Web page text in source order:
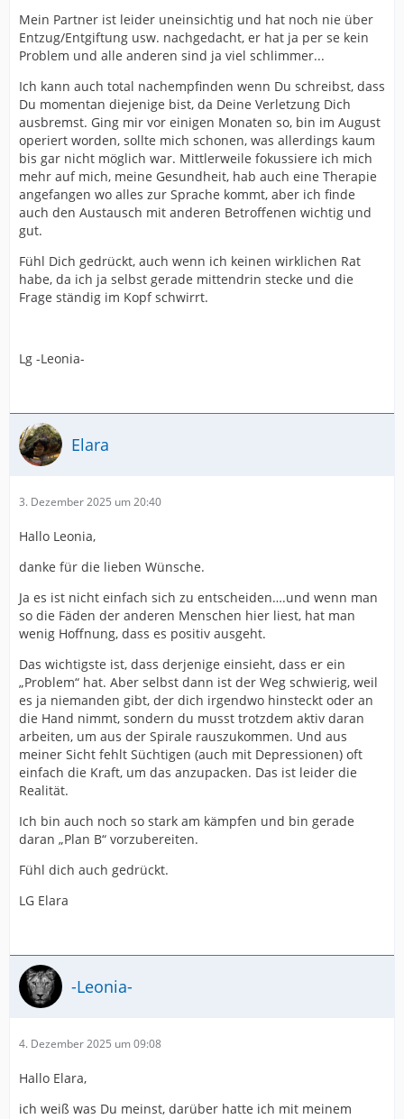
Mein Partner ist leider uneinsichtig und hat noch nie über
Entzug/Entgiftung usw. nachgedacht, er hat ja per se kein
Problem und alle anderen sind ja viel schlimmer...
Ich kann auch total nachempfinden wenn Du schreibst, dass
Du momentan diejenige bist, da Deine Verletzung Dich
ausbremst. Ging mir vor einigen Monaten so, bin im August
operiert worden, sollte mich schonen, was allerdings kaum
bis gar nicht möglich war. Mittlerweile fokussiere ich mich
mehr auf mich, meine Gesundheit, hab auch eine Therapie
angefangen wo alles zur Sprache kommt, aber ich finde
auch den Austausch mit anderen Betroffenen wichtig und
gut.
Fühl Dich gedrückt, auch wenn ich keinen wirklichen Rat
habe, da ich ja selbst gerade mittendrin stecke und die
Frage ständig im Kopf schwirrt.
Lg -Leonia-
Elara
3. Dezember 2025 um 20:40
Hallo Leonia,
danke für die lieben Wünsche.
Ja es ist nicht einfach sich zu entscheiden….und wenn man
so die Fäden der anderen Menschen hier liest, hat man
wenig Hoffnung, dass es positiv ausgeht.
Das wichtigste ist, dass derjenige einsieht, dass er ein
„Problem“ hat. Aber selbst dann ist der Weg schwierig, weil
es ja niemanden gibt, der dich irgendwo hinsteckt oder an
die Hand nimmt, sondern du musst trotzdem aktiv daran
arbeiten, um aus der Spirale rauszukommen. Und aus
meiner Sicht fehlt Süchtigen (auch mit Depressionen) oft
einfach die Kraft, um das anzupacken. Das ist leider die
Realität.
Ich bin auch noch so stark am kämpfen und bin gerade
daran „Plan B“ vorzubereiten.
Fühl dich auch gedrückt.
LG Elara
-Leonia-
4. Dezember 2025 um 09:08
Hallo Elara,
ich weiß was Du meinst, darüber hatte ich mit meinem